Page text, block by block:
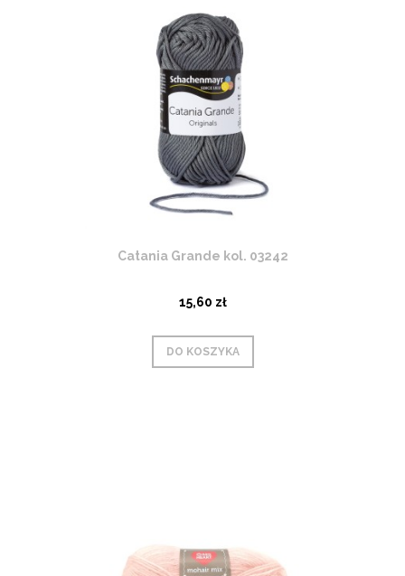
Catania Grande kol. 03242
15,60 zł
DO KOSZYKA